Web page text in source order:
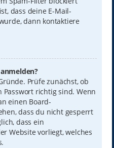
dass deine E-Mail-
dann kontaktiere
Prüfe zunächst, ob
richtig sind. Wenn
einen Board-
dass du nicht gesperrt
dass ein
Website vorliegt, welches